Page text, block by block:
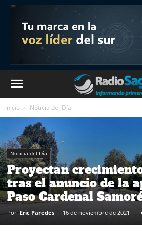
Inicio Noticia del Día
Noticia del Día
Proyectan
tras el anuncio de la
Paso Cardenal
Por Eric Paredes - 16 de noviembre de 2021